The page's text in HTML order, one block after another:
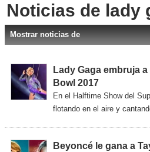
Noticias de lady
Mostrar noticias de
Lady Gaga embruja
Bowl 2017
En el Halftime Show del
flotando en el aire y
Beyoncé le gana a